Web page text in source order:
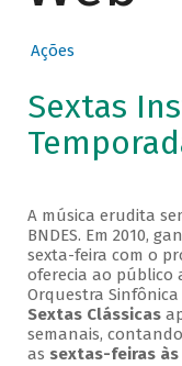
Ações
Sextas
A música erudita
BNDES. Em 2010,
sexta-feira com o
oferecia ao público
Orquestra Sinfônica
Sextas Clássicas
semanais,
as sextas-feiras às